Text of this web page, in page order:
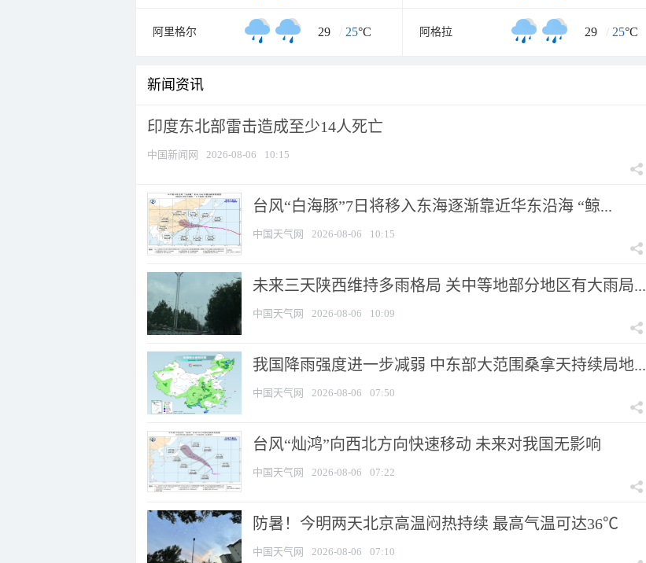
阿里格尔 29 / 25°C 阿格拉 29 / 25°C
新闻资讯
印度东北部雷击造成至少14人死亡
中国新闻网 2026-08-06 10:15
台风“白海豚”7日将移入东海逐渐靠近华东沿海 “鲸...
中国天气网 2026-08-06 10:15
未来三天陕西维持多雨格局 关中等地部分地区有大雨局...
中国天气网 2026-08-06 10:09
我国降雨强度进一步减弱 中东部大范围桑拿天持续局地...
中国天气网 2026-08-06 07:50
台风“灿鸿”向西北方向快速移动 未来对我国无影响
中国天气网 2026-08-06 07:22
防暑！今明两天北京高温闷热持续 最高气温可达36℃
中国天气网 2026-08-06 07:10